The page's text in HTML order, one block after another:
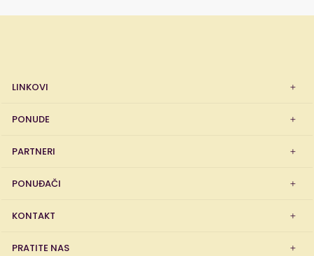
LINKOVI
PONUDE
PARTNERI
PONUĐAČI
KONTAKT
PRATITE NAS